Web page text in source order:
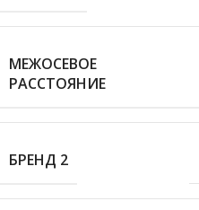
МЕЖОСЕВОЕ
РАССТОЯНИЕ
БРЕНД 2